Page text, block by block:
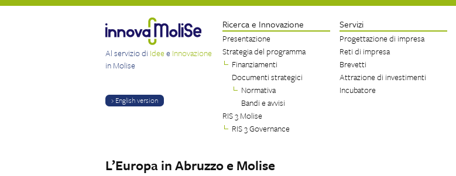
Al servizio di Ideee Innovazione
in Molise
› English version
Ricerca e Innovazione
Presentazione
Strategia del programma
Finanziamenti
Documenti strategici
Normativa
Bandi e avvisi
RIS 3 Molise
RIS 3 Governance
Servizi
Progettazione di impresa
Reti di impresa
Brevetti
Attrazione di investimenti
Incubatore
L’Europa in Abruzzo e Molise